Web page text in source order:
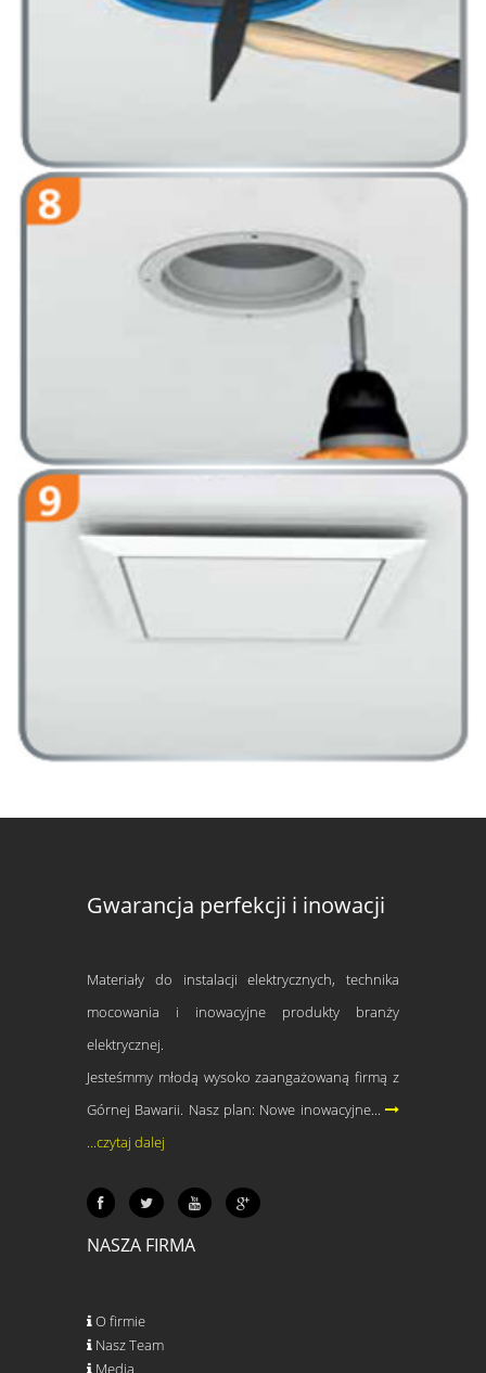
Przykręcić śrubami pierścień adaptacyjny od strony wylotu
Dostępny również kwadratowy.
Gwarancja perfekcji i inowacji
Materiały do instalacji elektrycznych, technika
mocowania i inowacyjne produkty branży
elektrycznej.
Jesteśmmy młodą wysoko zaangażowaną firmą z
Górnej Bawarii. Nasz plan: Nowe inowacyjne...
...czytaj dalej
NASZA FIRMA
O firmie
Nasz Team
Media